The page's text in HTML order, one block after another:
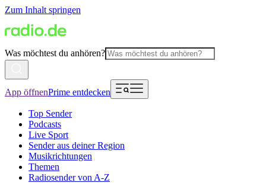
Zum Inhalt springen
Was möchtest du anhören?
App öffnenPrime entdecken
Top Sender
Podcasts
Live Sport
Sender aus deiner Region
Musikrichtungen
Themen
Radiosender von A-Z